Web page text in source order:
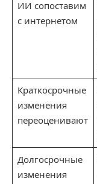
ИИ сопоставим
с интернетом
Краткосрочные
изменения
переоценивают
Долгосрочные
изменения